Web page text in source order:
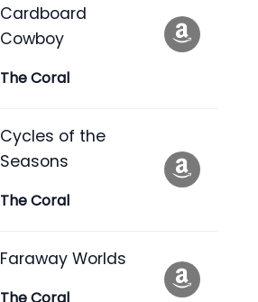
Cardboard
Cowboy
The Coral
Cycles of the
Seasons
The Coral
Faraway Worlds
The Coral